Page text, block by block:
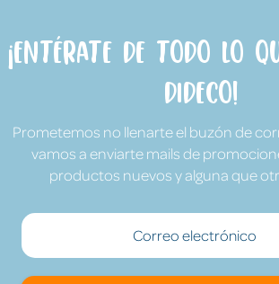
¡Entérate de todo lo
Dideco!
Prometemos no llenarte el buzón de
vamos a enviarte mails de
productos nuevos y alguna que